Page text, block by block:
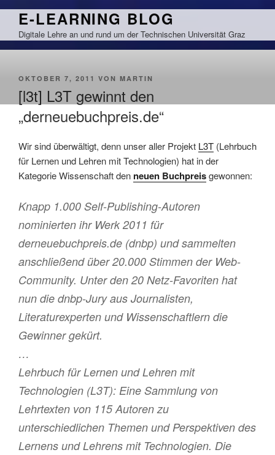
Zum
springen
E-LEARNING BLOG
Digitale Lehre an und rund um der Technischen Universität Graz
VERÖFFENTLICHT
OKTOBER 7, 2011 VON MARTIN
[l3t] L3T gewinnt den
„derneuebuchpreis.de“
Wir sind überwältigt, denn unser aller Projekt L3T (Lehrbuch
für Lernen und Lehren mit Technologien) hat in der
Kategorie Wissenschaft den neuen Buchpreisgewonnen:
Knapp 1.000 Self-Publishing-Autoren
nominierten ihr Werk 2011 für
derneuebuchpreis.de (dnbp) und sammelten
anschließend über 20.000 Stimmen der Web-
Community. Unter den 20 Netz-Favoriten hat
nun die dnbp-Jury aus Journalisten,
Literaturexperten und Wissenschaftlern die
Gewinner gekürt.
…
Lehrbuch für Lernen und Lehren mit
Technologien (L3T): Eine Sammlung von
Lehrtexten von 115 Autoren zu
unterschiedlichen Themen und Perspektiven des
Lernens und Lehrens mit Technologien. Die